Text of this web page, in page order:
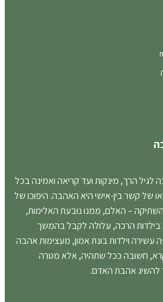
לגיל הרך, מינקות ועד קריאה ואמינה בכל
של קשר בין-אישי היא האהבה. היפוכו של
– האלם, ממנו נובעת האלימות,
בילדות הרכה, עלולה לקבל בהמשך
עשירה וילדות בונת אמון, מעצימות אהבה
חשובה ככל שתהיה, אלא מטרה
להשיג אהבת האדם.